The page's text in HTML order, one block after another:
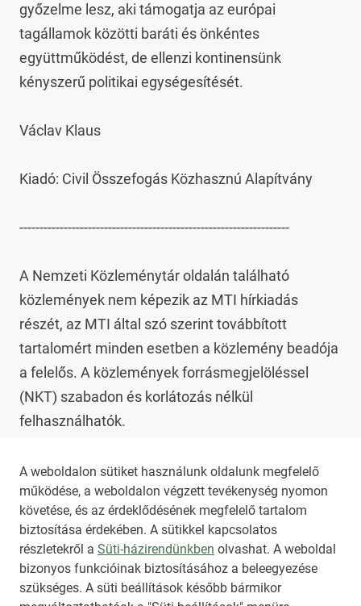
A weboldalon sütiket használunk oldalunk megfelelő
működése, a weboldalon végzett tevékenység nyomon
követése, és az érdeklődésének megfelelő tartalom
biztosítása érdekében. A sütikkel kapcsolatos
részletekről a Süti-házirendünkben olvashat. A weboldal
bizonyos funkcióinak biztosításához a beleegyezése
szükséges. A süti beállítások később bármikor
győzelme lesz, aki támogatja az európai
tagállamok közötti baráti és önkéntes
együttműködést, de ellenzi kontinensünk
kényszerű politikai egységesítését.
Václav Klaus
Kiadó: Civil Összefogás Közhasznú Alapítvány
-------------------------------------------------------------------
A Nemzeti Közleménytár oldalán található
közlemények nem képezik az MTI hírkiadás
részét, az MTI által szó szerint továbbított
tartalomért minden esetben a közlemény beadója
a felelős. A közlemények forrásmegjelöléssel
(NKT) szabadon és korlátozás nélkül
felhasználhatók.
Az NKT szolgáltatással kapcsolatban további
információt az nkt@dunamsz.hu elektronikus
levelező címen kaphat.
HIRADO.HU MEDIAKLIKK.HU